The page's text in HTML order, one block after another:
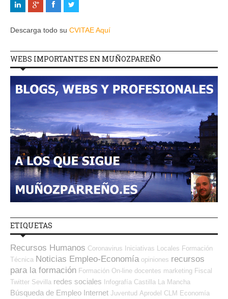
Descarga todo su CVITAE Aquí
WEBS IMPORTANTES EN MUÑOZPAREÑO
ETIQUETAS
Recursos Humanos Coronavirus Iniciativas Locales Formación
Técnica Noticias Empleo-Economía opiniones recursos
para la formación Formación On-line docentes marketing Fiscal
Twitter Sevilla redes sociales Infografía Castilla La Mancha
Búsqueda de Empleo Internet Juventud Aprodel CLM Economía